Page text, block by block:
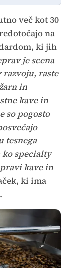
več kot 30
na
ki jih
je scena
razvoju, raste
in
kave in
so pogosto
tesnega
ko specialty
kave in
ki ima